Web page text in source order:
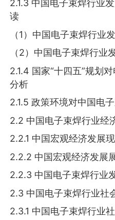
2.1.3 中国电子束焊行业
读
（1）中国电子束焊行业
（2）中国电子束焊行业
2.1.4 国家“十四五”规划
分析
2.1.5 政策环境对中国电
2.2 中国电子束焊行业经
2.2.1 中国宏观经济发展
2.2.2 中国宏观经济发展
2.2.3 中国电子束焊行业
2.3 中国电子束焊行业社
2.3.1 中国电子束焊行业